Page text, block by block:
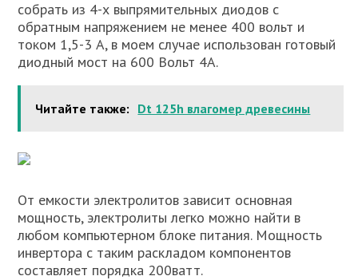
собрать из 4-х выпрямительных диодов с
обратным напряжением не менее 400 вольт и
током 1,5-3 А, в моем случае использован готовый
диодный мост на 600 Вольт 4А.
Читайте также: Dt 125h влагомер древесины
От емкости электролитов зависит основная
мощность, электролиты легко можно найти в
любом компьютерном блоке питания. Мощность
инвертора с таким раскладом компонентов
составляет порядка 200ватт.